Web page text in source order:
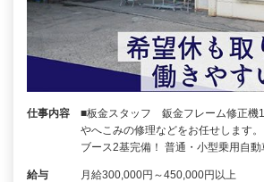
仕事内容
■板金スタッフ 鈑金フレーム修正機
やへこみの修理などをお任せします
ブース2基完備！ 普通・小型乗用自
給与 月給300,000円～450,000円以上